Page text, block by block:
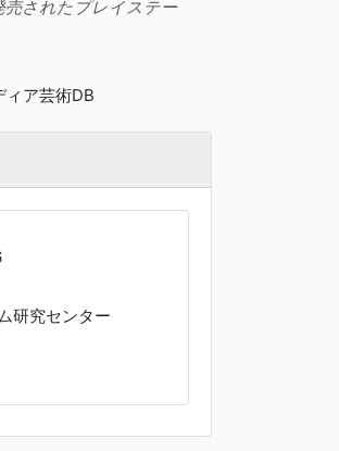
されたプレイステー
ィア芸術DB
研究センター